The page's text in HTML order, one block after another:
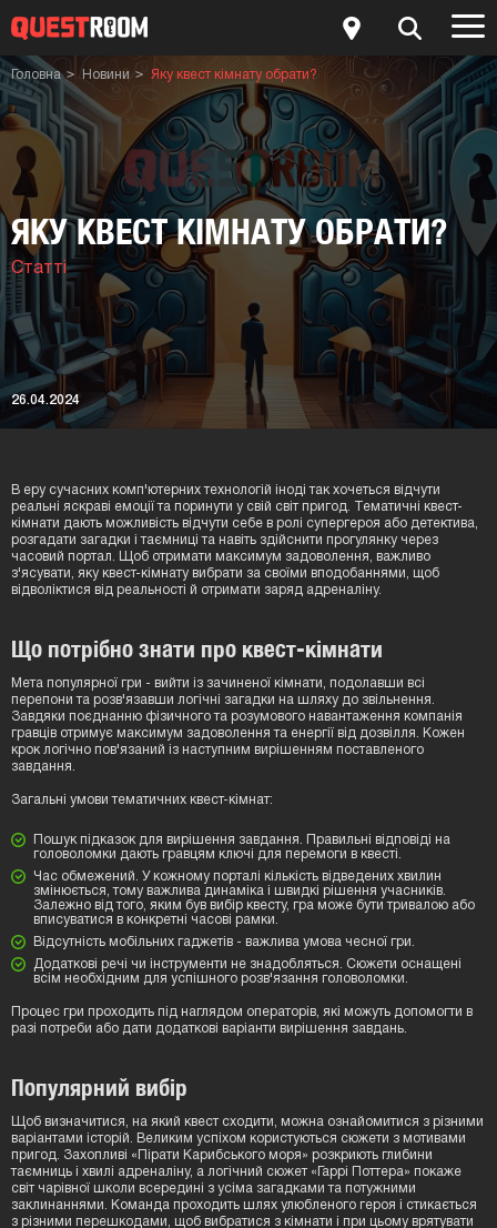
Головна Новини Яку квест кімнату обрати?
ЯКУ КВЕСТ КІМНАТУ ОБРАТИ?
Статті
26.04.2024
В еру сучасних комп'ютерних технологій іноді так хочеться відчути
реальні яскраві емоції та поринути у свій світ пригод. Тематичні квест-
кімнати дають можливість відчути себе в ролі супергероя або детектива,
розгадати загадки і таємниці та навіть здійснити прогулянку через
часовий портал. Щоб отримати максимум задоволення, важливо
з'ясувати, яку квест-кімнату вибрати за своїми вподобаннями, щоб
відволіктися від реальності й отримати заряд адреналіну.
Що потрібно знати про квест-кімнати
Мета популярної гри - вийти із зачиненої кімнати, подолавши всі
перепони та розв'язавши логічні загадки на шляху до звільнення.
Завдяки поєднанню фізичного та розумового навантаження компанія
гравців отримує максимум задоволення та енергії від дозвілля. Кожен
крок логічно пов'язаний із наступним вирішенням поставленого
завдання.
Загальні умови тематичних квест-кімнат:
Пошук підказок для вирішення завдання. Правильні відповіді на
головоломки дають гравцям ключі для перемоги в квесті.
Час обмежений. У кожному порталі кількість відведених хвилин
змінюється, тому важлива динаміка і швидкі рішення учасників.
Залежно від того, яким був вибір квесту, гра може бути тривалою або
вписуватися в конкретні часові рамки.
Відсутність мобільних гаджетів - важлива умова чесної гри.
Додаткові речі чи інструменти не знадобляться. Сюжети оснащені
всім необхідним для успішного розв'язання головоломки.
Процес гри проходить під наглядом операторів, які можуть допомогти в
разі потреби або дати додаткові варіанти вирішення завдань.
Популярний вибір
Щоб визначитися, на який квест сходити, можна ознайомитися з різними
варіантами історій. Великим успіхом користуються сюжети з мотивами
пригод. Захопливі «Пірати Карибського моря» розкриють глибини
таємниць і хвилі адреналіну, а логічний сюжет «Гаррі Поттера» покаже
світ чарівної школи всередині з усіма загадками та потужними
заклинаннями. Команда проходить шлях улюбленого героя і стикається
з різними перешкодами, щоб вибратися з кімнати і при цьому врятувати